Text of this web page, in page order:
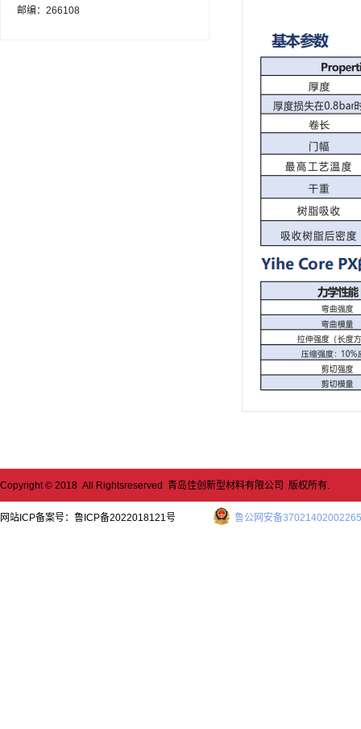
邮编：266108
Copyright © 2018 All Rightsreserved 青岛佳创新型材料有限公司 版权所有.
鲁公网安备
网站ICP备案号： 鲁ICP备2022018121号